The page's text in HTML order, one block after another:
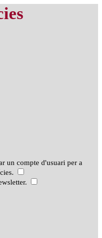
un compte d'usuari per a